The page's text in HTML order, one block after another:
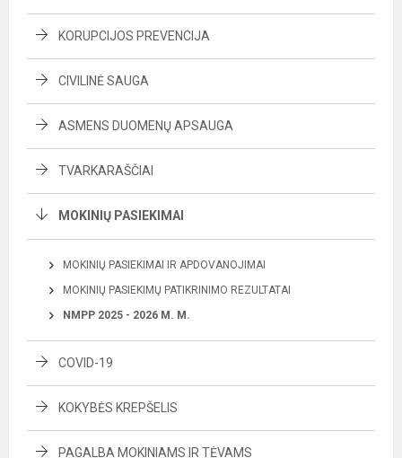
KORUPCIJOS PREVENCIJA
CIVILINĖ SAUGA
ASMENS DUOMENŲ APSAUGA
TVARKARAŠČIAI
MOKINIŲ PASIEKIMAI
MOKINIŲ PASIEKIMAI IR APDOVANOJIMAI
MOKINIŲ PASIEKIMŲ PATIKRINIMO REZULTATAI
NMPP 2025 - 2026 M. M.
COVID-19
KOKYBĖS KREPŠELIS
PAGALBA MOKINIAMS IR TĖVAMS